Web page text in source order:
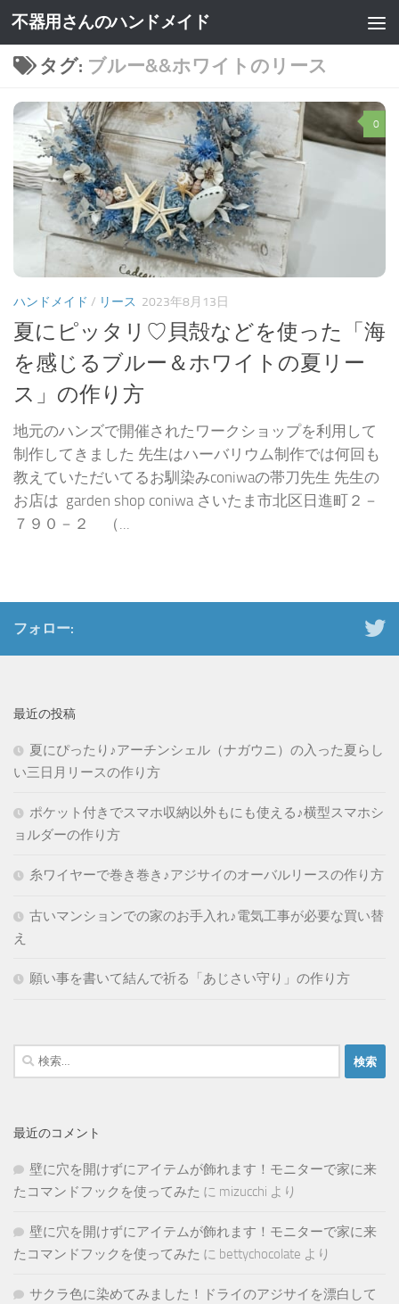
不器用さんのハンドメイド
タグ: ブルー&&ホワイトのリース
0
ハンドメイド / リース 2023年8月13日
夏にピッタリ♡貝殻などを使った「海
を感じるブルー＆ホワイトの夏リー
ス」の作り方
地元のハンズで開催されたワークショップを利用して
制作してきました 先生はハーバリウム制作では何回も
教えていただいてるお馴染みconiwaの帯刀先生 先生の
お店は garden shop coniwa さいたま市北区日進町２－
７９０－２ （...
フォロー:
最近の投稿
夏にぴったり♪アーチンシェル（ナガウニ）の入った夏らし
い三日月リースの作り方
ポケット付きでスマホ収納以外もにも使える♪横型スマホシ
ョルダーの作り方
糸ワイヤーで巻き巻き♪アジサイのオーバルリースの作り方
古いマンションでの家のお手入れ♪電気工事が必要な買い替
え
願い事を書いて結んで祈る「あじさい守り」の作り方
検
索:
最近のコメント
壁に穴を開けずにアイテムが飾れます！モニターで家に来
たコマンドフックを使ってみた に mizucchi より
壁に穴を開けずにアイテムが飾れます！モニターで家に来
たコマンドフックを使ってみた に bettychocolate より
サクラ色に染めてみました！ドライのアジサイを漂白して